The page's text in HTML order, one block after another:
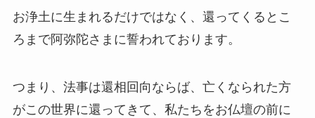
お浄土に生まれるだけではなく、還ってくるとこ
ろまで阿弥陀さまに誓われております。
つまり、法事は還相回向ならば、亡くなられた方
がこの世界に還ってきて、私たちをお仏壇の前に